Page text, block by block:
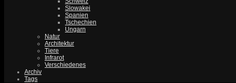
Slowakei
Spanien
Tschechien
Ungarn
Natur
Architektur
Tiere
Infrarot
Verschiedenes
Archiv
Tags